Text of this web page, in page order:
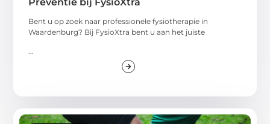
Bent u op zoek naar professionele fysiotherapie in
Waardenburg? Bij FysioXtra bent u aan het juiste
...